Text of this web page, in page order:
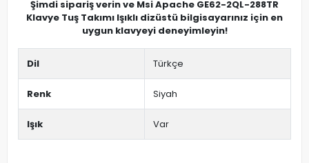
Şimdi sipariş verin ve Msi Apache GE62-2QL-288TR
Klavye Tuş Takımı Işıklı dizüstü bilgisayarınız için en
uygun klavyeyi deneyimleyin!
Dil Türkçe
Renk Siyah
Işık Var